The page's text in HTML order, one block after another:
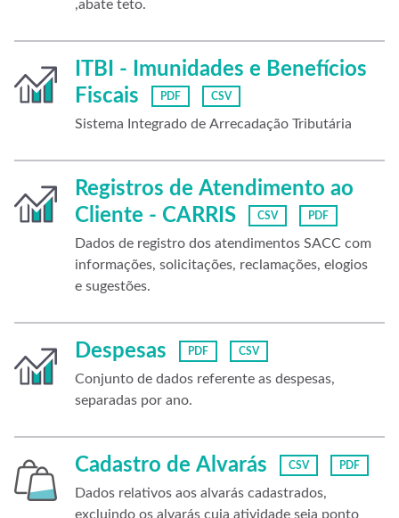
,abate teto.
ITBI - Imunidades e Benefícios
Fiscais
PDF CSV
Sistema Integrado de Arrecadação Tributária
Registros de Atendimento ao
Cliente - CARRIS
CSV PDF
Dados de registro dos atendimentos SACC com
informações, solicitações, reclamações, elogios
e sugestões.
Despesas PDF CSV
Conjunto de dados referente as despesas,
separadas por ano.
Cadastro de Alvarás CSV PDF
Dados relativos aos alvarás cadastrados,
excluindo os alvarás cuja atividade seja ponto